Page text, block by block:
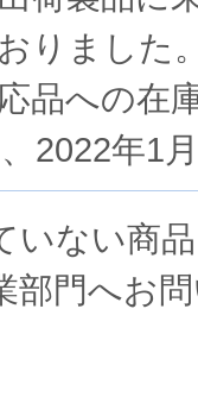
りました
品への在
2022年1
ない商
部門へお